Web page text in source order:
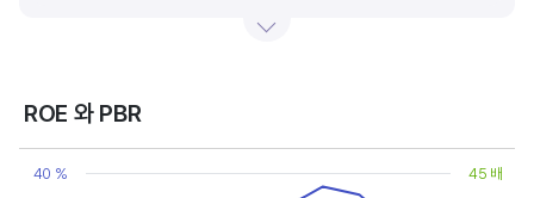
주당배당금의 비율입니다. 예를 들어 A 주식을 주당 100 달러에 매수하고 주당배당금으로
라고 하면, 시가배당률은 1.5% 이상이면 배당 매력이 있는 기업이고 배당수익률은
ROE 와 PBR
Chart
Line chart with 2 lines.
40 % 45 배